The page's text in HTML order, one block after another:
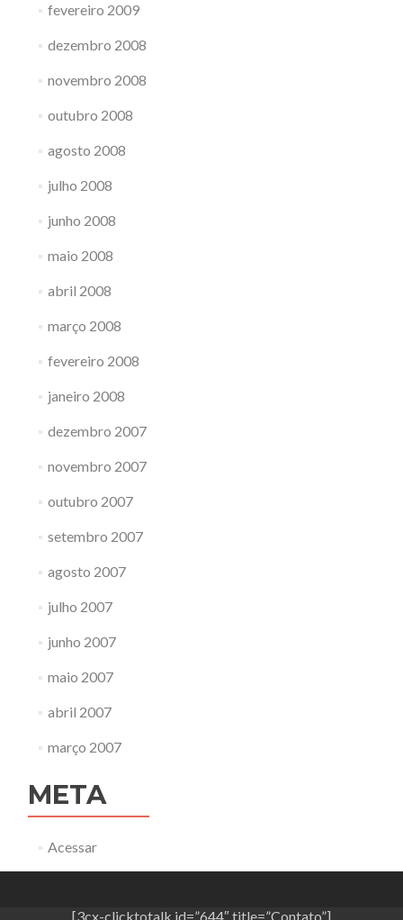
fevereiro 2009
dezembro 2008
novembro 2008
outubro 2008
agosto 2008
julho 2008
junho 2008
maio 2008
abril 2008
março 2008
fevereiro 2008
janeiro 2008
dezembro 2007
novembro 2007
outubro 2007
setembro 2007
agosto 2007
julho 2007
junho 2007
maio 2007
abril 2007
março 2007
META
Acessar
[3cx-clicktotalk id=”644″ title=”Contato”]